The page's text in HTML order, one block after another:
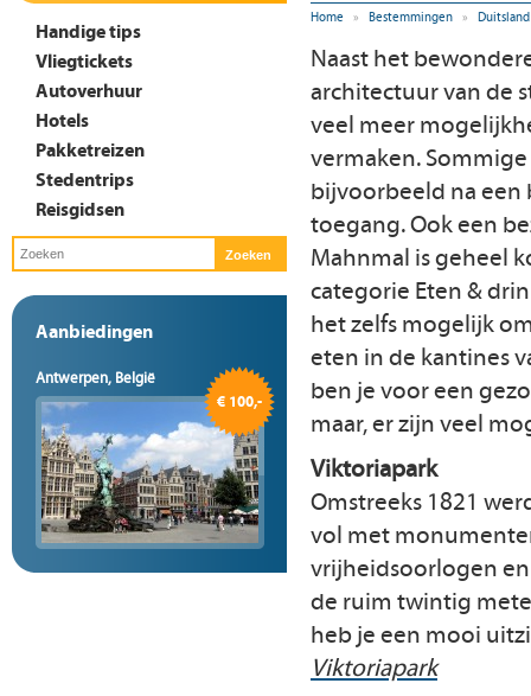
Handige tips
Vliegtickets
Autoverhuur
Hotels
Pakketreizen
Stedentrips
Reisgidsen
Aanbiedingen
Antwerpen, België
€ 100,-
Home » Bestemmingen » Duitsland
Naast het
architectuur van de
veel meer
vermaken.
bijvoorbeeld na een
toegang. Ook een
Mahnmal is geheel
categorie Eten &
het zelfs mogelijk
eten in de kantines
ben je voor een
maar, er zijn veel
Viktoriapark
Omstreeks 1821
vol met
vrijheidsoorlogen
de ruim twintig
heb je een mooi
Viktoriapark